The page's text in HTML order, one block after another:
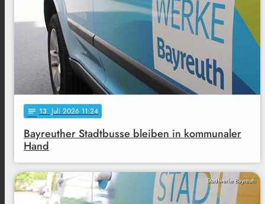
notes 13. Juli 2026 11:24
Bayreuther Stadtbusse bleiben in kommunaler
Hand
Stadtwerke Bayreuth